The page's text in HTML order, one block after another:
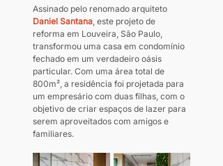
Assinado pelo renomado arquiteto
Daniel Santana , este projeto de
reforma em Louveira, São Paulo,
transformou uma casa em condomínio
fechado em um verdadeiro oásis
particular. Com uma área total de
800m², a residência foi projetada para
um empresário com duas filhas, com o
objetivo de criar espaços de lazer para
serem aproveitados com amigos e
familiares.